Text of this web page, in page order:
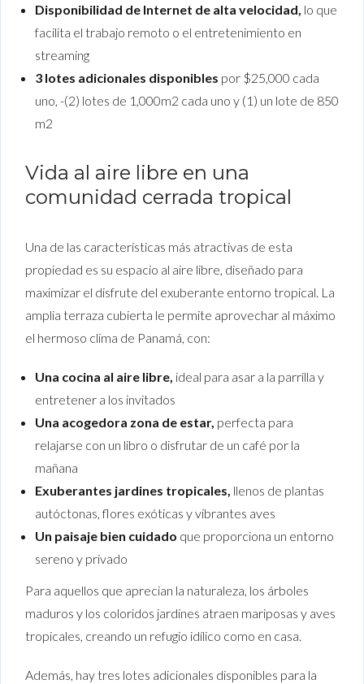
Disponibilidad de Internet de alta velocidad, lo que
facilita el trabajo remoto o el entretenimiento en
streaming
3 lotes adicionales disponibles por $25,000 cada
uno, -(2) lotes de 1,000m2 cada uno y (1) un lote de 850
m2
Vida al aire libre en una
comunidad cerrada tropical
Una de las características más atractivas de esta
propiedad es su espacio al aire libre, diseñado para
maximizar el disfrute del exuberante entorno tropical. La
amplia terraza cubierta le permite aprovechar al máximo
el hermoso clima de Panamá, con:
Una cocina al aire libre, ideal para asar a la parrilla y
entretener a los invitados
Una acogedora zona de estar, perfecta para
relajarse con un libro o disfrutar de un café por la
mañana
Exuberantes jardines tropicales, llenos de plantas
autóctonas, flores exóticas y vibrantes aves
Un paisaje bien cuidado que proporciona un entorno
sereno y privado
Para aquellos que aprecian la naturaleza, los árboles
maduros y los coloridos jardines atraen mariposas y aves
tropicales, creando un refugio idílico como en casa.
Además, hay tres lotes adicionales disponibles para la